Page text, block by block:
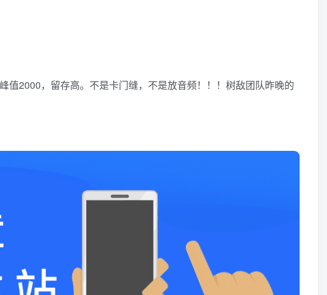
2000，留存高。不是卡门缝，不是放音频！！！树敌团队昨晚的